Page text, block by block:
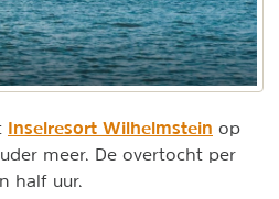
Inselresort Wilhelmstein op
meer. De overtocht per
half uur.